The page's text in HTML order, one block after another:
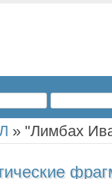
» "Лимбах